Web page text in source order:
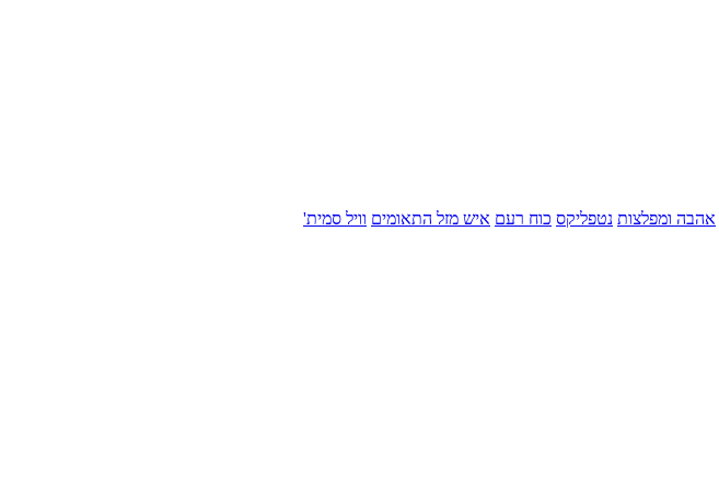
אהבה ומפלצות נטפליקס כוח רעם איש מזל התאומים וויל סמית'